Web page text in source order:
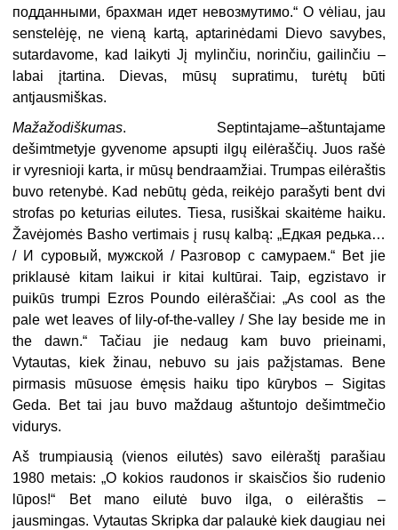
подданными, брахман идет невозмутимо.“ O vėliau, jau
senstelėję, ne vieną kartą, aptarinėdami Dievo savybes,
sutardavome, kad laikyti Jį mylinčiu, norinčiu, gailinčiu –
labai įtartina. Dievas, mūsų supratimu, turėtų būti
antjausmiškas.
Mažažodiškumas. Septintajame–aštuntajame
dešimtmetyje gyvenome apsupti ilgų eilėraščių. Juos rašė
ir vyresnioji karta, ir mūsų bendraamžiai. Trumpas eilėraštis
buvo retenybė. Kad nebūtų gėda, reikėjo parašyti bent dvi
strofas po keturias eilutes. Tiesa, rusiškai skaitėme haiku.
Žavėjomės Basho vertimais į rusų kalbą: „Едкая редька…
/ И суровый, мужской / Разговор с самураем.“ Bet jie
priklausė kitam laikui ir kitai kultūrai. Taip, egzistavo ir
puikūs trumpi Ezros Poundo eilėraščiai: „As cool as the
pale wet leaves of lily-of-the-valley / She lay beside me in
the dawn.“ Tačiau jie nedaug kam buvo prieinami,
Vytautas, kiek žinau, nebuvo su jais pažįstamas. Bene
pirmasis mūsuose ėmęsis haiku tipo kūrybos – Sigitas
Geda. Bet tai jau buvo maždaug aštuntojo dešimtmečio
vidurys.
Aš trumpiausią (vienos eilutės) savo eilėraštį parašiau
1980 metais: „O kokios raudonos ir skaisčios šio rudenio
lūpos!“ Bet mano eilutė buvo ilga, o eilėraštis –
jausmingas. Vytautas Skripka dar palaukė kiek daugiau nei